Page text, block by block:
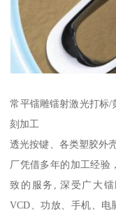
常平镭雕镭射激光打标/
刻加工
透光按键、各类塑胶外
厂凭借多年的加工经验
致的服务, 深受广大
VCD、功放、手机、电